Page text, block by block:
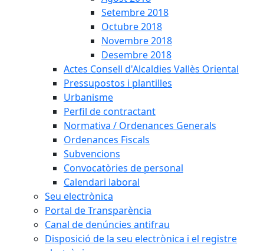
Setembre 2018
Octubre 2018
Novembre 2018
Desembre 2018
Actes Consell d'Alcaldies Vallès Oriental
Pressupostos i plantilles
Urbanisme
Perfil de contractant
Normativa / Ordenances Generals
Ordenances Fiscals
Subvencions
Convocatòries de personal
Calendari laboral
Seu electrònica
Portal de Transparència
Canal de denúncies antifrau
Disposició de la seu electrònica i el registre